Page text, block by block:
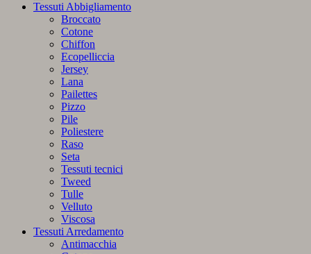
Tessuti Abbigliamento
Broccato
Cotone
Chiffon
Ecopelliccia
Jersey
Lana
Pailettes
Pizzo
Pile
Poliestere
Raso
Seta
Tessuti tecnici
Tweed
Tulle
Velluto
Viscosa
Tessuti Arredamento
Antimacchia